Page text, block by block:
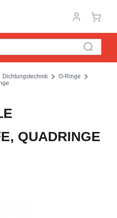
Dichtungstechnik
O-Ringe
QUADRINGE